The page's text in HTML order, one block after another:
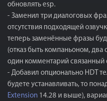
обновлять esp.
- Заменил три диалоговых
отсутствия подходящей
теперь заменённые фразы
(отказ быть компаньоном, два
один комментарий
- Добавил опционально HDT
будете устанавливать, то
Extension 14.28 и выше),